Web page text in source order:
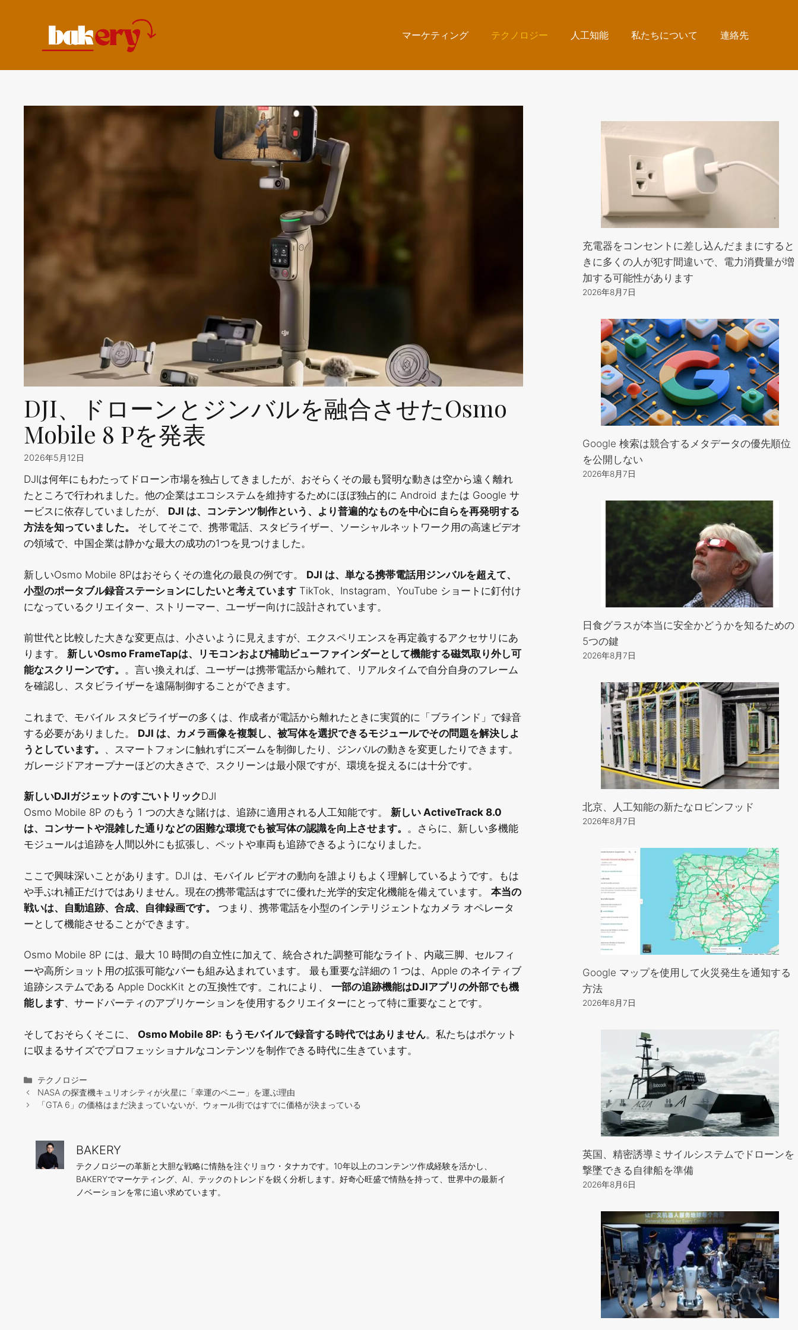
ツ
マーケティング テクノロジー 人工知能 私たちについて 連絡先
DJI、ドローンとジンバルを融合させたOsmo
Mobile 8 Pを発表
2026年5月12日
DJIは何年にもわたってドローン市場を独占してきましたが、おそらくその最も賢明な動きは空から遠く離れ
たところで行われました。他の企業はエコシステムを維持するためにほぼ独占的に Android または Google サ
ービスに依存していましたが、 DJI は、コンテンツ制作という、より普遍的なものを中心に自らを再発明する
方法を知っていました。
そしてそこで、携帯電話、スタビライザー、ソーシャルネットワーク用の高速ビデオ
の領域で、中国企業は静かな最大の成功の1つを見つけました。
新しいOsmo Mobile 8Pはおそらくその進化の最良の例です。 DJI は、単なる携帯電話用ジンバルを超えて、
小型のポータブル録音ステーションにしたいと考えています TikTok、Instagram、YouTube ショートに釘付け
になっているクリエイター、ストリーマー、ユーザー向けに設計されています。
前世代と比較した大きな変更点は、小さいように見えますが、エクスペリエンスを再定義するアクセサリにあ
ります。 新しいOsmo FrameTapは、リモコンおよび補助ビューファインダーとして機能する磁気取り外し可
能なスクリーンです。 。言い換えれば、ユーザーは携帯電話から離れて、リアルタイムで自分自身のフレーム
を確認し、スタビライザーを遠隔制御することができます。
これまで、モバイル スタビライザーの多くは、作成者が電話から離れたときに実質的に「ブラインド」で録音
する必要がありました。 DJI は、カメラ画像を複製し、被写体を選択できるモジュールでその問題を解決しよ
うとしています。 、スマートフォンに触れずにズームを制御したり、ジンバルの動きを変更したりできます。
ガレージドアオープナーほどの大きさで、スクリーンは最小限ですが、環境を捉えるには十分です。
新しいDJIガジェットのすごいトリックDJI
Osmo Mobile 8P のもう 1 つの大きな賭けは、追跡に適用される人工知能です。 新しい ActiveTrack 8.0
は、コンサートや混雑した通りなどの困難な環境でも被写体の認識を向上させます。 。さらに、新しい多機能
モジュールは追跡を人間以外にも拡張し、ペットや車両も追跡できるようになりました。
ここで興味深いことがあります。DJI は、モバイル ビデオの動向を誰よりもよく理解しているようです。もは
や手ぶれ補正だけではありません。現在の携帯電話はすでに優れた光学的安定化機能を備えています。 本当の
戦いは、自動追跡、合成、自律録画です。
つまり、携帯電話を小型のインテリジェントなカメラ オペレータ
ーとして機能させることができます。
Osmo Mobile 8P には、最大 10 時間の自立性に加えて、統合された調整可能なライト、内蔵三脚、セルフィ
ーや高所ショット用の拡張可能なバーも組み込まれています。 最も重要な詳細の 1 つは、Apple のネイティブ
追跡システムである Apple DockKit との互換性です。これにより、 一部の追跡機能はDJIアプリの外部でも機
能します、サードパーティのアプリケーションを使用するクリエイターにとって特に重要なことです。
そしておそらくそこに、 Osmo Mobile 8P: もうモバイルで録音する時代ではありません。私たちはポケット
に収まるサイズでプロフェッショナルなコンテンツを制作できる時代に生きています。
カ
テ
ゴ
テクノロジー
NASA の探査機キュリオシティが火星に「幸運のペニー」を運ぶ理由
「GTA 6」の価格はまだ決まっていないが、ウォール街ではすでに価格が決まっている
BAKERY
テクノロジーの革新と大胆な戦略に情熱を注ぐリョウ・タナカです。10年以上のコンテンツ作成経験を活かし、
BAKERYでマーケティング、AI、テックのトレンドを鋭く分析します。好奇心旺盛で情熱を持って、世界中の最新イ
ノベーションを常に追い求めています。
充電器をコンセントに差し込んだままにすると
きに多くの人が犯す間違いで、電力消費量が増
加する可能性があります
2026年8月7日
Google 検索は競合するメタデータの優先順位
を公開しない
2026年8月7日
日食グラスが本当に安全かどうかを知るための
5つの鍵
2026年8月7日
北京、人工知能の新たなロビンフッド
2026年8月7日
Google マップを使用して火災発生を通知する
方法
2026年8月7日
英国、精密誘導ミサイルシステムでドローンを
撃墜できる自律船を準備
2026年8月6日